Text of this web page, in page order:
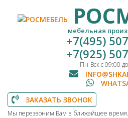
мебельная
+7(495)
+7(925)
Пн-Вск с 09:00
ЗАКАЗАТЬ ЗВОНОК
Мы перезвоним Вам в ближайшее время.